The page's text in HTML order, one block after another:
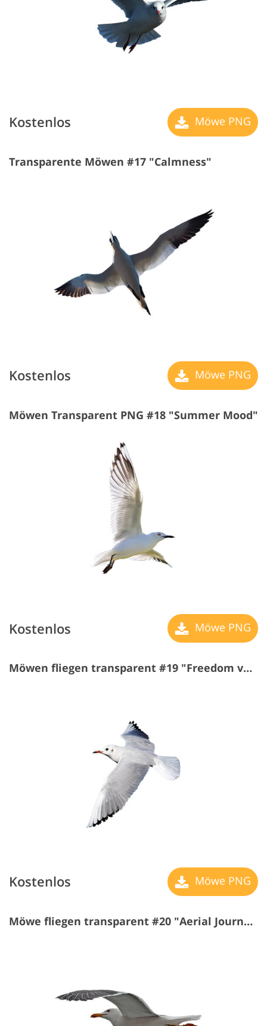
Kostenlos Möwe PNG
Transparente Möwen #17 "Calmness"
Kostenlos Möwe PNG
Möwen Transparent PNG #18 "Summer Mood"
Kostenlos Möwe PNG
Möwen fliegen transparent #19 "Freedom von Flight"
Kostenlos Möwe PNG
Möwe fliegen transparent #20 "Aerial Journey"